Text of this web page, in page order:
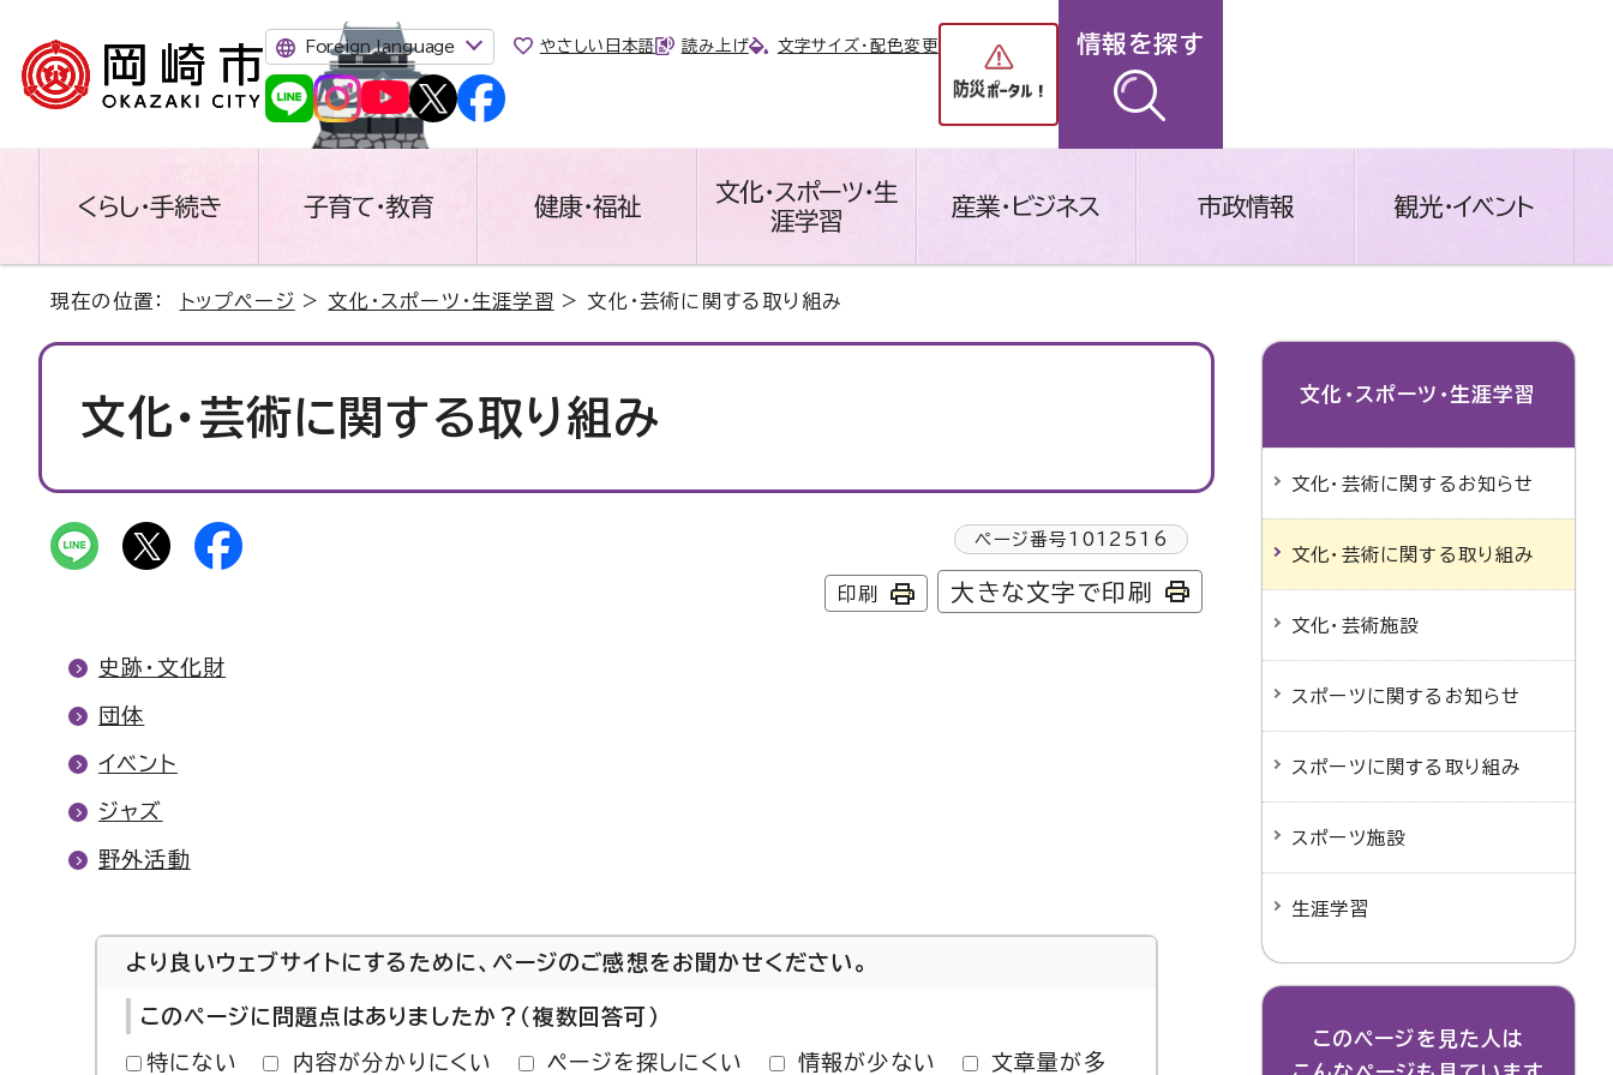
Foreign language やさしい日本語 読み上げ 文字サイズ・配色変更 情報を探す
くらし・手続き 子育て・教育 健康・福祉
文化・スポーツ・生
涯学習
産業・ビジネス 市政情報 観光・イベント
現在の位置： トップページ > 文化・スポーツ・生涯学習 > 文化・芸術に関する取り組み
文化・芸術に関する取り組み
ページ番号 1012516
印刷 大きな文字で印刷
史跡・文化財
団体
イベント
ジャズ
野外活動
より良いウェブサイトにするために、ページのご感想をお聞かせください。
このページに問題点はありましたか？（複数回答可）
特にない 内容が分かりにくい ページを探しにくい 情報が少ない 文章量が多
文化・スポーツ・生涯学習
文化・芸術に関するお知らせ
文化・芸術に関する取り組み
文化・芸術施設
スポーツに関するお知らせ
スポーツに関する取り組み
スポーツ施設
生涯学習
このページを見た人は